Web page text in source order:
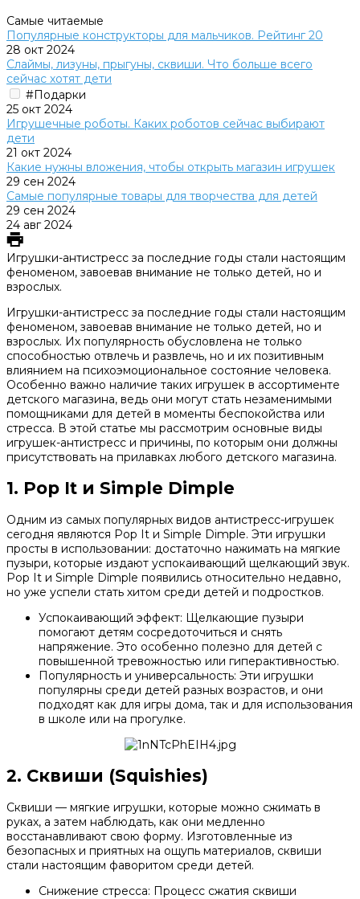
Самые читаемые
Популярные конструкторы для мальчиков. Рейтинг 20
28 окт 2024
Слаймы, лизуны, прыгуны, сквиши. Что больше всего
сейчас хотят дети
#Подарки
25 окт 2024
Игрушечные роботы. Каких роботов сейчас выбирают
дети
21 окт 2024
Какие нужны вложения, чтобы открыть магазин игрушек
29 сен 2024
Самые популярные товары для творчества для детей
29 сен 2024
24 авг 2024
Игрушки-антистресс за последние годы стали настоящим
феноменом, завоевав внимание не только детей, но и
взрослых.
Игрушки-антистресс за последние годы стали настоящим
феноменом, завоевав внимание не только детей, но и
взрослых. Их популярность обусловлена не только
способностью отвлечь и развлечь, но и их позитивным
влиянием на психоэмоциональное состояние человека.
Особенно важно наличие таких игрушек в ассортименте
детского магазина, ведь они могут стать незаменимыми
помощниками для детей в моменты беспокойства или
стресса. В этой статье мы рассмотрим основные виды
игрушек-антистресс и причины, по которым они должны
присутствовать на прилавках любого детского магазина.
1. Pop It и Simple Dimple
Одним из самых популярных видов антистресс-игрушек
сегодня являются Pop It и Simple Dimple. Эти игрушки
просты в использовании: достаточно нажимать на мягкие
пузыри, которые издают успокаивающий щелкающий звук.
Pop It и Simple Dimple появились относительно недавно,
но уже успели стать хитом среди детей и подростков.
Успокаивающий эффект: Щелкающие пузыри
помогают детям сосредоточиться и снять
напряжение. Это особенно полезно для детей с
повышенной тревожностью или гиперактивностью.
Популярность и универсальность: Эти игрушки
популярны среди детей разных возрастов, и они
подходят как для игры дома, так и для использования
в школе или на прогулке.
2. Сквиши (Squishies)
Сквиши — мягкие игрушки, которые можно сжимать в
руках, а затем наблюдать, как они медленно
восстанавливают свою форму. Изготовленные из
безопасных и приятных на ощупь материалов, сквиши
стали настоящим фаворитом среди детей.
Снижение стресса: Процесс сжатия сквиши